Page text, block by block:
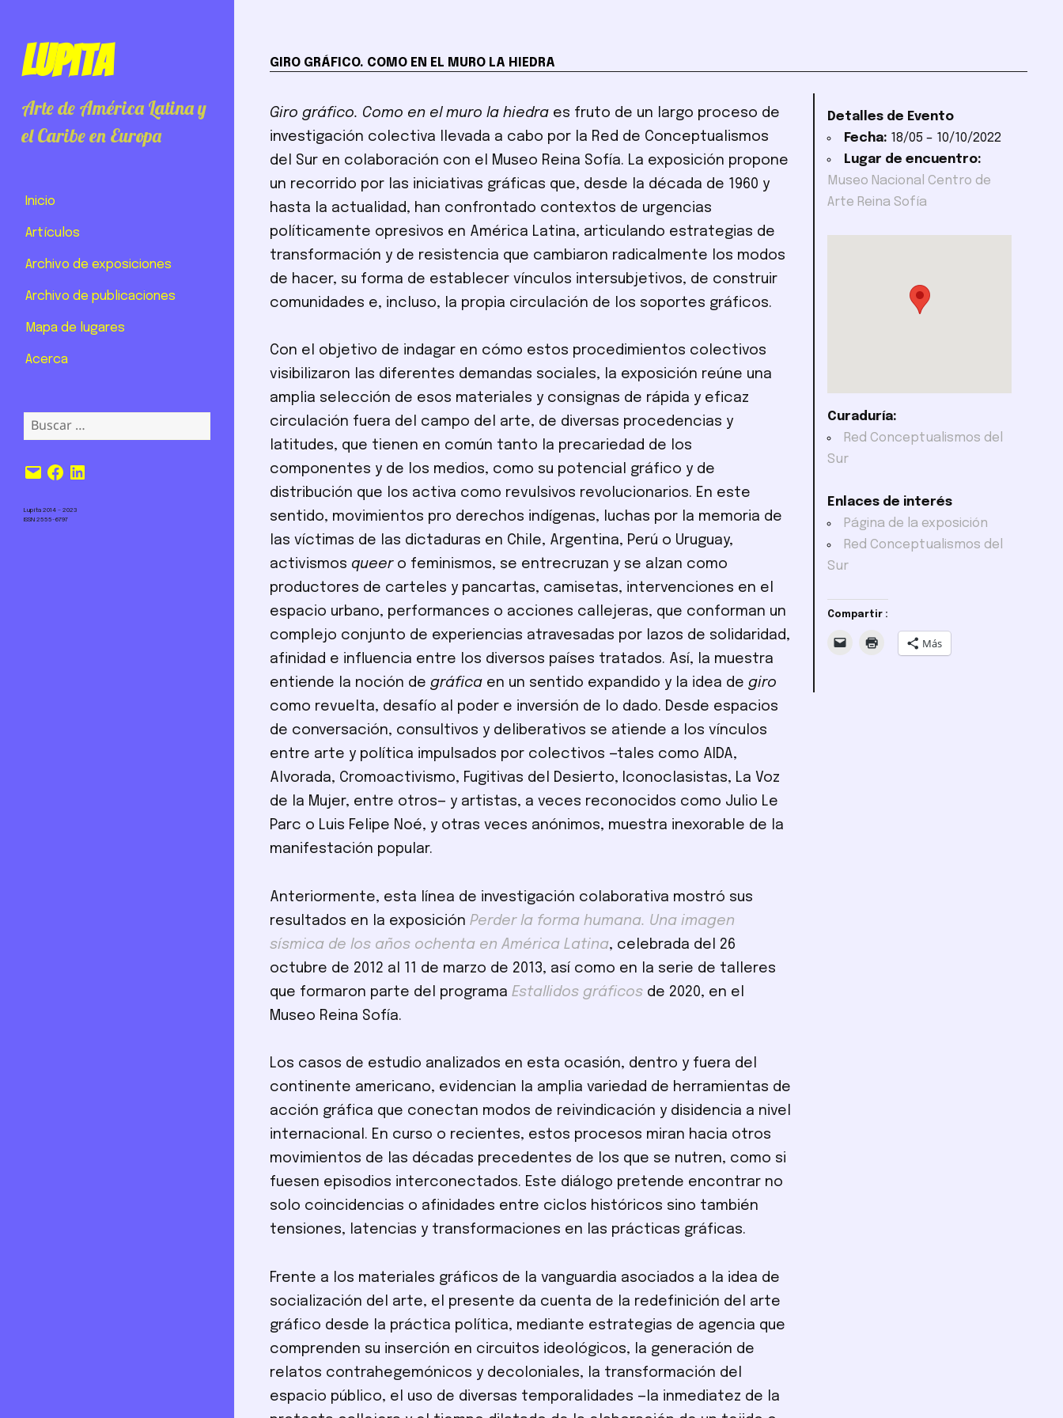
Lupita
Arte de América Latina y
el Caribe en Europa
Inicio
Artículos
Archivo de exposiciones
Archivo de publicaciones
Mapa de lugares
Acerca
Buscar:
Correo
electrónico
Facebook
LinkedIn
Lupita 2014 – 2023
ISSN 2555-6797
GIRO GRÁFICO. COMO EN EL MURO LA HIEDRA
Giro gráfico. Como en el muro la hiedra es fruto de un largo proceso de
investigación colectiva llevada a cabo por la Red de Conceptualismos
del Sur en colaboración con el Museo Reina Sofía. La exposición propone
un recorrido por las iniciativas gráficas que, desde la década de 1960 y
hasta la actualidad, han confrontado contextos de urgencias
políticamente opresivos en América Latina, articulando estrategias de
transformación y de resistencia que cambiaron radicalmente los modos
de hacer, su forma de establecer vínculos intersubjetivos, de construir
comunidades e, incluso, la propia circulación de los soportes gráficos.
Con el objetivo de indagar en cómo estos procedimientos colectivos
visibilizaron las diferentes demandas sociales, la exposición reúne una
amplia selección de esos materiales y consignas de rápida y eficaz
circulación fuera del campo del arte, de diversas procedencias y
latitudes, que tienen en común tanto la precariedad de los
componentes y de los medios, como su potencial gráfico y de
distribución que los activa como revulsivos revolucionarios. En este
sentido, movimientos pro derechos indígenas, luchas por la memoria de
las víctimas de las dictaduras en Chile, Argentina, Perú o Uruguay,
activismos queero feminismos, se entrecruzan y se alzan como
productores de carteles y pancartas, camisetas, intervenciones en el
espacio urbano, performances o acciones callejeras, que conforman un
complejo conjunto de experiencias atravesadas por lazos de solidaridad,
afinidad e influencia entre los diversos países tratados. Así, la muestra
entiende la noción de gráfica en un sentido expandido y la idea de giro
como revuelta, desafío al poder e inversión de lo dado. Desde espacios
de conversación, consultivos y deliberativos se atiende a los vínculos
entre arte y política impulsados por colectivos —tales como AIDA,
Alvorada, Cromoactivismo, Fugitivas del Desierto, Iconoclasistas, La Voz
de la Mujer, entre otros— y artistas, a veces reconocidos como Julio Le
Parc o Luis Felipe Noé, y otras veces anónimos, muestra inexorable de la
manifestación popular.
Anteriormente, esta línea de investigación colaborativa mostró sus
resultados en la exposiciónPerder la forma humana. Una imagen
sísmica de los años ochenta en América Latina, celebrada del 26
octubre de 2012 al 11 de marzo de 2013, así como en la serie de talleres
que formaron parte del programaEstallidos gráficos de 2020, en el
Museo Reina Sofía.
Los casos de estudio analizados en esta ocasión, dentro y fuera del
continente americano, evidencian la amplia variedad de herramientas de
acción gráfica que conectan modos de reivindicación y disidencia a nivel
internacional. En curso o recientes, estos procesos miran hacia otros
movimientos de las décadas precedentes de los que se nutren, como si
fuesen episodios interconectados. Este diálogo pretende encontrar no
solo coincidencias o afinidades entre ciclos históricos sino también
tensiones, latencias y transformaciones en las prácticas gráficas.
Frente a los materiales gráficos de la vanguardia asociados a la idea de
socialización del arte, el presente da cuenta de la redefinición del arte
gráfico desde la práctica política, mediante estrategias de agencia que
comprenden su inserción en circuitos ideológicos, la generación de
relatos contrahegemónicos y decoloniales, la transformación del
espacio público, el uso de diversas temporalidades —la inmediatez de la
Detalles de Evento
Fecha: 18/05 – 10/10/2022
Lugar de encuentro:
Museo Nacional Centro de
Arte Reina Sofía
Curaduría:
Red Conceptualismos del
Sur
Enlaces de interés
Página de la exposición
Red Conceptualismos del
Sur
Compartir :
Más